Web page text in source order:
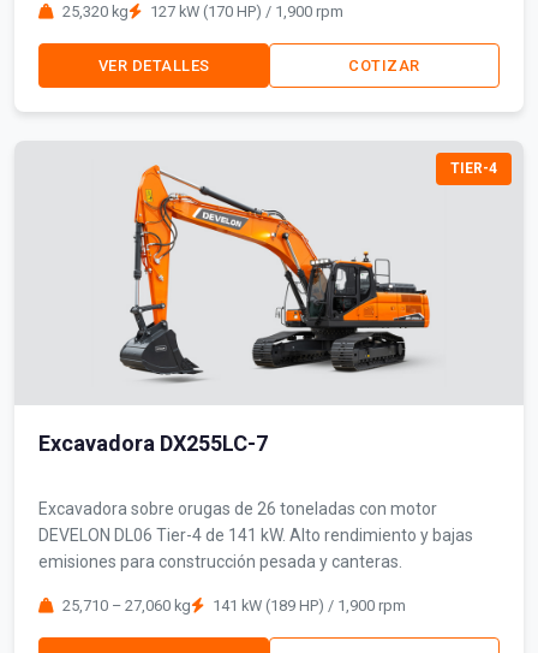
25,320 kg 127 kW (170 HP) / 1,900 rpm
VER DETALLES COTIZAR
TIER-4
Excavadora DX255LC-7
Excavadora sobre orugas de 26 toneladas con motor
DEVELON DL06 Tier-4 de 141 kW. Alto rendimiento y bajas
emisiones para construcción pesada y canteras.
25,710 – 27,060 kg 141 kW (189 HP) / 1,900 rpm